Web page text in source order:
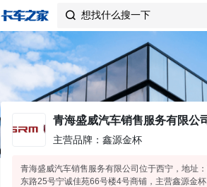
 想找什么搜一下
青海盛威汽车销售服务有限公
主营品牌：鑫源金杯
青海盛威汽车销售服务有限公司位于西宁，地址
东路25号宁诚佳苑66号楼4号商铺，主营鑫源金杯